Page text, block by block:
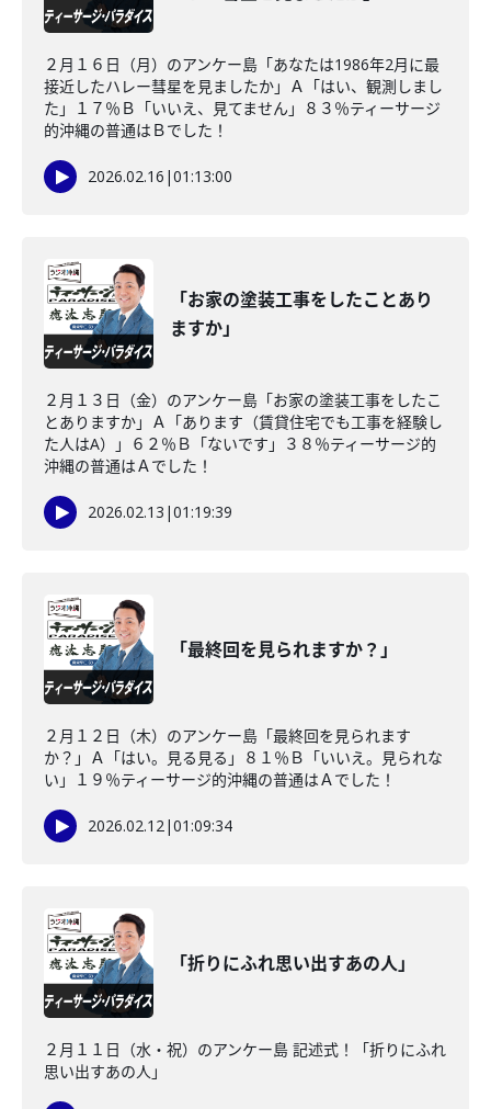
２月１６日（月）のアンケー島「あなたは1986年2月に最
接近したハレー彗星を見ましたか」Ａ「はい、観測しまし
た」１７％Ｂ「いいえ、見てません」８３％ティーサージ
的沖縄の普通はＢでした！
2026.02.16 |01:13:00
「お家の塗装工事をしたことあり
ますか」
２月１３日（金）のアンケー島「お家の塗装工事をしたこ
とありますか」Ａ「あります（賃貸住宅でも工事を経験し
た人はA）」６２％Ｂ「ないです」３８％ティーサージ的
沖縄の普通はＡでした！
2026.02.13 |01:19:39
「最終回を見られますか？」
２月１２日（木）のアンケー島「最終回を見られます
か？」Ａ「はい。見る見る」８１％Ｂ「いいえ。見られな
い」１９％ティーサージ的沖縄の普通はＡでした！
2026.02.12|01:09:34
「折りにふれ思い出すあの人」
２月１１日（水・祝）のアンケー島 記述式！「折りにふれ
思い出すあの人」